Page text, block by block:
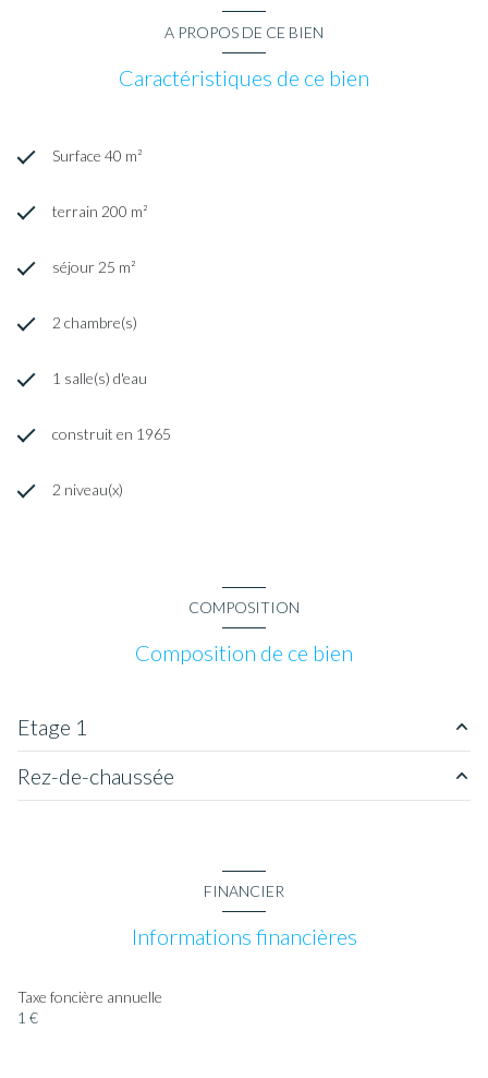
A PROPOS DE CE BIEN
Caractéristiques de ce bien
Surface 40 m²
terrain 200 m²
séjour 25 m²
2 chambre(s)
1 salle(s) d'eau
construit en 1965
2 niveau(x)
COMPOSITION
Composition de ce bien
Etage 1
chambre
Rez-de-chaussée
FINANCIER
Informations financières
Taxe foncière annuelle
1 €